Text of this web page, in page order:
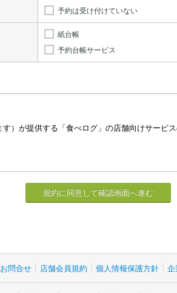
予約は受け付けていない
紙台帳
予約台帳サービス
お問合せ 店舗会員規約 個人情報保護方針 企